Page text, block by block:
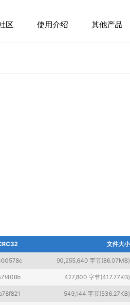
区 使用介绍 其他产品
文件大小
90,255,640 字节(86.07MB)
427,800 字节(417.77KB)
549,144 字节(536.27KB)